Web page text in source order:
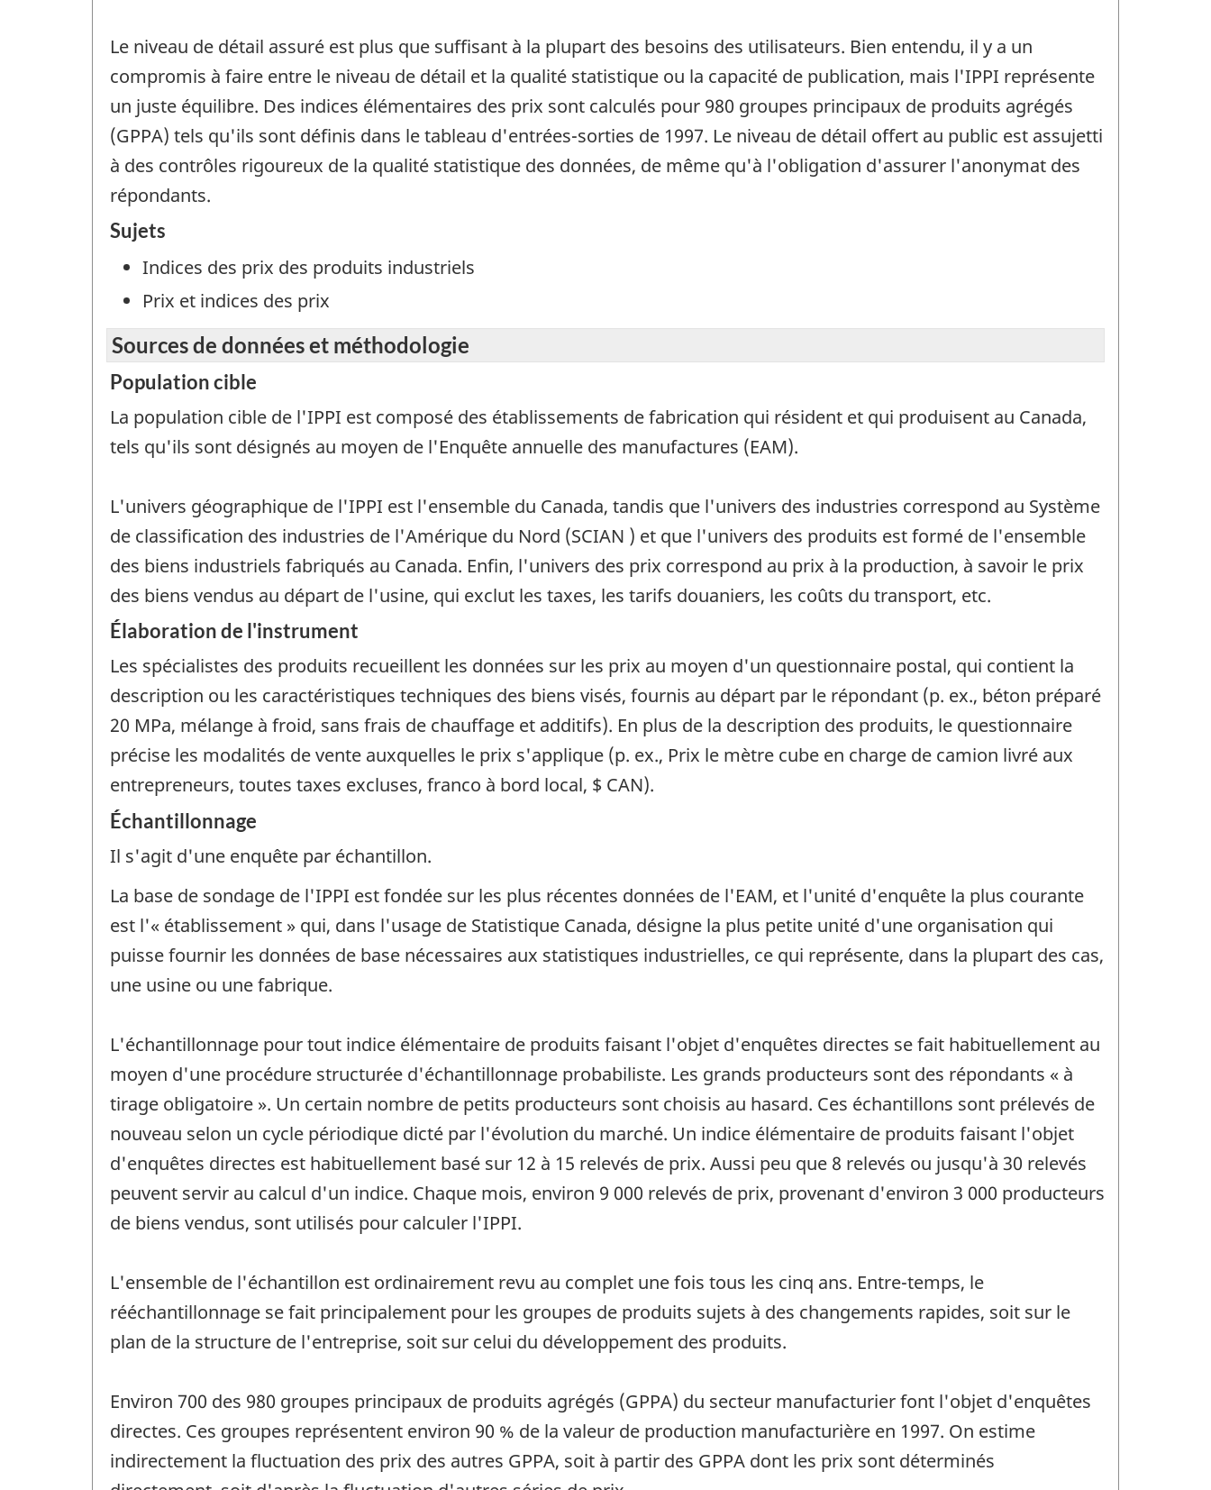
Le niveau de détail assuré est plus que suffisant à la plupart des besoins des utilisateurs. Bien entendu, il y a un
compromis à faire entre le niveau de détail et la qualité statistique ou la capacité de publication, mais l'IPPI représente
un juste équilibre. Des indices élémentaires des prix sont calculés pour 980 groupes principaux de produits agrégés
(GPPA) tels qu'ils sont définis dans le tableau d'entrées-sorties de 1997. Le niveau de détail offert au public est assujetti
à des contrôles rigoureux de la qualité statistique des données, de même qu'à l'obligation d'assurer l'anonymat des
répondants.
Sujets
Indices des prix des produits industriels
Prix et indices des prix
Sources de données et méthodologie
Population cible
La population cible de l'IPPI est composé des établissements de fabrication qui résident et qui produisent au Canada,
tels qu'ils sont désignés au moyen de l'Enquête annuelle des manufactures (EAM).
L'univers géographique de l'IPPI est l'ensemble du Canada, tandis que l'univers des industries correspond au Système
de classification des industries de l'Amérique du Nord (SCIAN ) et que l'univers des produits est formé de l'ensemble
des biens industriels fabriqués au Canada. Enfin, l'univers des prix correspond au prix à la production, à savoir le prix
des biens vendus au départ de l'usine, qui exclut les taxes, les tarifs douaniers, les coûts du transport, etc.
Élaboration de l'instrument
Les spécialistes des produits recueillent les données sur les prix au moyen d'un questionnaire postal, qui contient la
description ou les caractéristiques techniques des biens visés, fournis au départ par le répondant (p. ex., béton préparé
20 MPa, mélange à froid, sans frais de chauffage et additifs). En plus de la description des produits, le questionnaire
précise les modalités de vente auxquelles le prix s'applique (p. ex., Prix le mètre cube en charge de camion livré aux
entrepreneurs, toutes taxes excluses, franco à bord local, $ CAN).
Échantillonnage
Il s'agit d'une enquête par échantillon.
La base de sondage de l'IPPI est fondée sur les plus récentes données de l'EAM, et l'unité d'enquête la plus courante
est l'« établissement » qui, dans l'usage de Statistique Canada, désigne la plus petite unité d'une organisation qui
puisse fournir les données de base nécessaires aux statistiques industrielles, ce qui représente, dans la plupart des cas,
une usine ou une fabrique.
L'échantillonnage pour tout indice élémentaire de produits faisant l'objet d'enquêtes directes se fait habituellement au
moyen d'une procédure structurée d'échantillonnage probabiliste. Les grands producteurs sont des répondants « à
tirage obligatoire ». Un certain nombre de petits producteurs sont choisis au hasard. Ces échantillons sont prélevés de
nouveau selon un cycle périodique dicté par l'évolution du marché. Un indice élémentaire de produits faisant l'objet
d'enquêtes directes est habituellement basé sur 12 à 15 relevés de prix. Aussi peu que 8 relevés ou jusqu'à 30 relevés
peuvent servir au calcul d'un indice. Chaque mois, environ 9 000 relevés de prix, provenant d'environ 3 000 producteurs
de biens vendus, sont utilisés pour calculer l'IPPI.
L'ensemble de l'échantillon est ordinairement revu au complet une fois tous les cinq ans. Entre-temps, le
rééchantillonnage se fait principalement pour les groupes de produits sujets à des changements rapides, soit sur le
plan de la structure de l'entreprise, soit sur celui du développement des produits.
Environ 700 des 980 groupes principaux de produits agrégés (GPPA) du secteur manufacturier font l'objet d'enquêtes
directes. Ces groupes représentent environ 90 % de la valeur de production manufacturière en 1997. On estime
indirectement la fluctuation des prix des autres GPPA, soit à partir des GPPA dont les prix sont déterminés